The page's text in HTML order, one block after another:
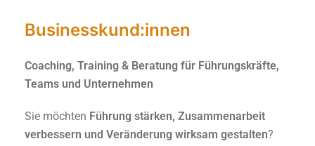
Businesskund:innen
Coaching, Training & Beratung für Führungskräfte,
Teams und Unternehmen
Sie möchten Führung stärken, Zusammenarbeit
verbessern und Veränderung wirksam gestalten?